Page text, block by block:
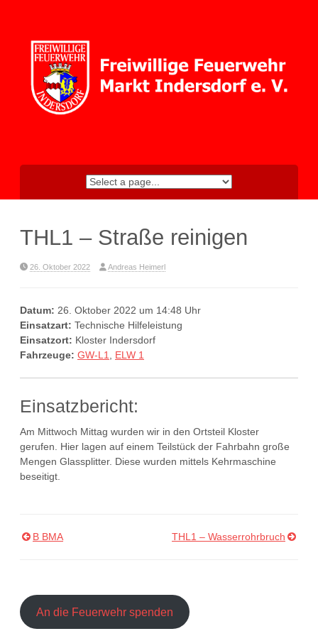
THL1 – Straße reinigen
26. Oktober 2022 Andreas Heimerl
Datum: 26. Oktober 2022 um 14:48 Uhr
Einsatzart: Technische Hilfeleistung
Einsatzort: Kloster Indersdorf
Fahrzeuge: GW-L1 ELW 1
Einsatzbericht:
Am Mittwoch Mittag wurden wir in den Ortsteil Kloster
gerufen. Hier lagen auf einem Teilstück der Fahrbahn große
Mengen Glassplitter. Diese wurden mittels Kehrmaschine
beseitigt.
Beitragsnavigation
B BMA THL1 – Wasserrohrbruch
An die Feuerwehr spenden